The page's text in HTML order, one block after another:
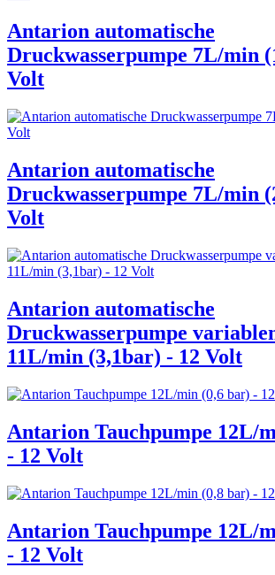
Antarion automatische
Druckwasserpumpe 7L/min
Volt
Antarion automatische
Druckwasserpumpe 7L/min
Volt
Antarion automatische
Druckwasserpumpe
11L/min (3,1bar) - 12 Volt
Antarion Tauchpumpe 12L/
- 12 Volt
Antarion Tauchpumpe 12L/
- 12 Volt